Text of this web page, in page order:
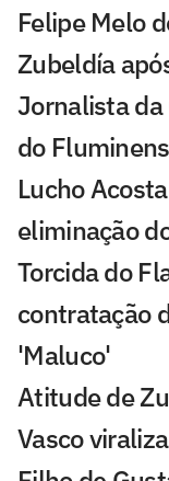
Felipe Melo
Zubeldía
Jornalista da
do
Lucho
eliminação
Torcida do
contratação
'Maluco'
Atitude de
Vasco